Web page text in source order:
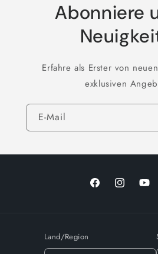
Abonniere
Erfahre als Erster von
exklusiven
E-Mail
FacebookInstagram
Land/Region